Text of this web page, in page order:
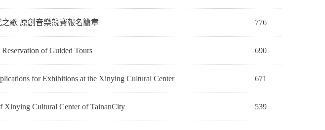
之歌 原創音樂競賽報名簡章 776
of Guided Tours 690
for Exhibitions at the Xinying Cultural Center 671
Xinying Cultural Center of TainanCity 539